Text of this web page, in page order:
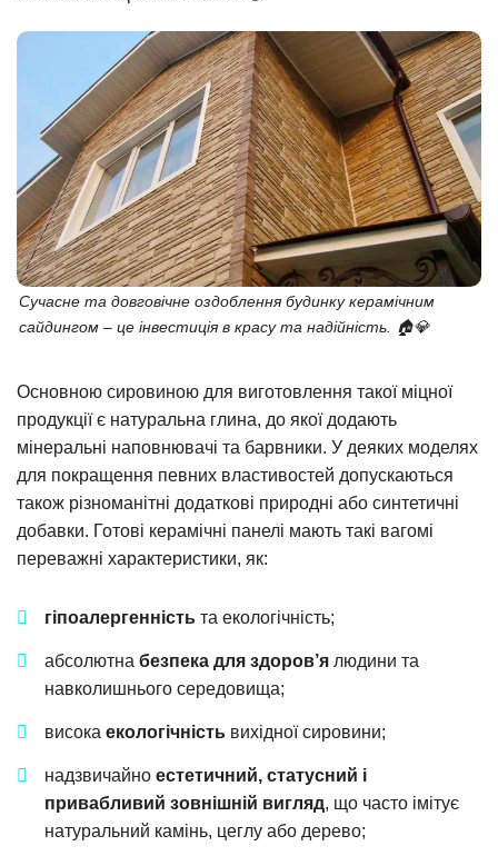
Сучасне та довговічне оздоблення будинку керамічним
сайдингом – це інвестиція в красу та надійність. 🏠💎
Основною сировиною для виготовлення такої міцної
продукції є натуральна глина, до якої додають
мінеральні наповнювачі та барвники. У деяких моделях
для покращення певних властивостей допускаються
також різноманітні додаткові природні або синтетичні
добавки. Готові керамічні панелі мають такі вагомі
переважні характеристики, як:
гіпоалергенність та екологічність;
абсолютна безпека для здоров’я людини та
навколишнього середовища;
висока екологічність вихідної сировини;
надзвичайно естетичний, статусний і
привабливий зовнішній вигляд, що часто імітує
натуральний камінь, цеглу або дерево;